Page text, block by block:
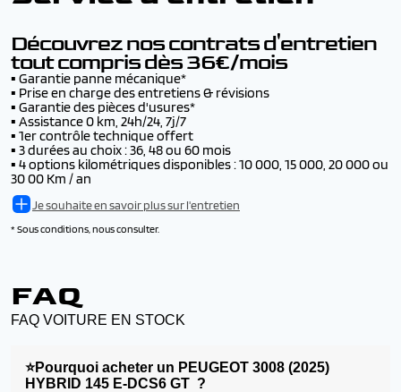
jusqu’à 500€ par accident, avec ou sans tiers identifié
▪️ Livraison dans notre concession de Morvillars -
Découvrez nos contrats d'entretien
tout compris dès 36€/mois
▪️ Garantie panne mécanique*
▪️ Prise en charge des entretiens & révisions
▪️ Garantie des pièces d'usures*
▪️ Assistance 0 km, 24h/24, 7j/7
▪️ 1er contrôle technique offert
▪️ 3 durées au choix : 36, 48 ou 60 mois
▪️ 4 options kilométriques disponibles : 10 000, 15 000, 20 000 ou
30 00 Km / an
Je souhaite en savoir plus sur l'entretien
* Sous conditions, nous consulter.
FAQ
FAQ VOITURE EN STOCK
⭐Pourquoi acheter un PEUGEOT 3008 (2025)
HYBRID 145 E-DCS6 GT ?